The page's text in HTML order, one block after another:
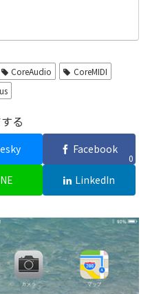
CoreAudio
CoreMIDI
る
Facebook
0
LinkedIn